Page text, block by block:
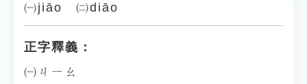
㈠jiāo ㈡diāo
正字釋義：
㈠ㄐㄧㄠ